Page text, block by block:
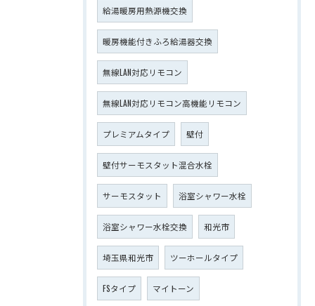
給湯暖房用熱源機交換
暖房機能付きふろ給湯器交換
無線LAN対応リモコン
無線LAN対応リモコン高機能リモコン
プレミアムタイプ 壁付
壁付サーモスタット混合水栓
サーモスタット 浴室シャワー水栓
浴室シャワー水栓交換 和光市
埼玉県和光市 ツーホールタイプ
FSタイプ マイトーン